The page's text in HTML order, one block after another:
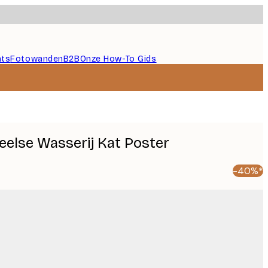
FotowandenB2BOnze How-To Gids
Wasserij Kat Poster
-40%*